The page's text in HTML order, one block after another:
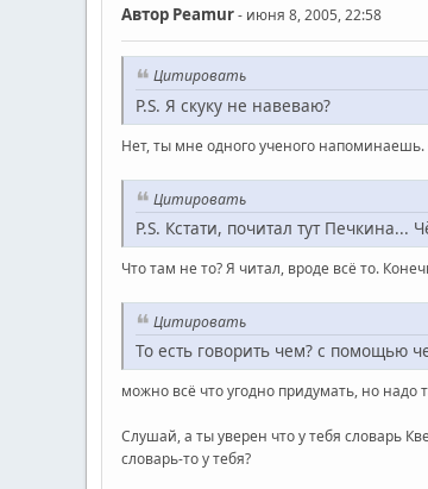
Автор Peamur- июня 8, 2005, 22:58
Цитировать
P.S. Я скуку не навеваю?
Нет, ты мне одного ученого
Цитировать
P.S. Кстати, почитал тут
Что там не то? Я читал, вроде всё то.
Цитировать
То есть говорить чем? с помощью
можно всё что угодно придумать, но надо
Слушай, а ты уверен что у тебя словарь
словарь-то у тебя?